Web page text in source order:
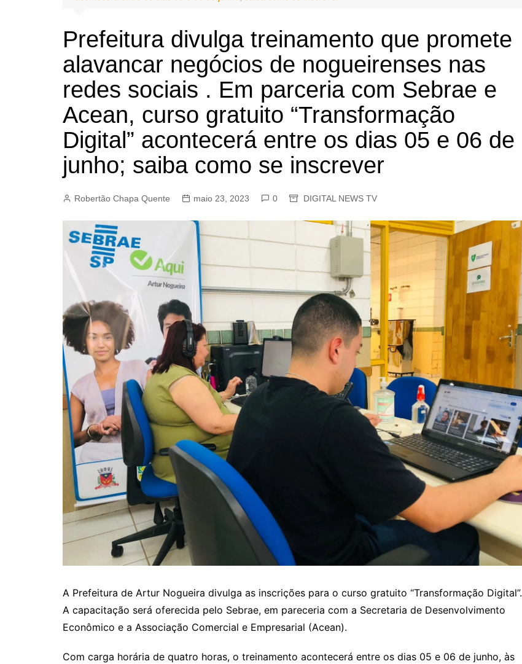
CAMPINAS
ESTIVA GERBI
JAGUARIÚNA
JUNDIAÍ
LIMEIRA
MOGI GUAÇU
MOGI MIRIM
PAULÍNIA
Prefeitura divulga treinamento que promete
alavancar negócios de nogueirenses nas
redes sociais . Em parceria com Sebrae e
Acean, curso gratuito “Transformação
Digital” acontecerá entre os dias 05 e 06 de
junho; saiba como se inscrever
Robertão Chapa Quente maio 23, 2023 0 DIGITAL NEWS TV
A Prefeitura de Artur Nogueira divulga as inscrições para o curso gratuito “Transformação Digital”.
A capacitação será oferecida pelo Sebrae, em pareceria com a Secretaria de Desenvolvimento
Econômico e a Associação Comercial e Empresarial (Acean).
Com carga horária de quatro horas, o treinamento acontecerá entre os dias 05 e 06 de junho, às